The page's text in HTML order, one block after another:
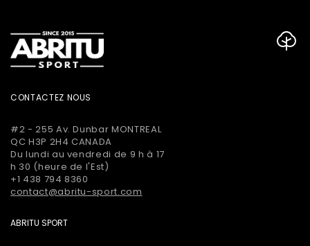
CONTACTEZ NOUS
#2 - 255 Av. Dunbar MONTREAL
QC H3P 2H4 CANADA
Du lundi au vendredi de 9 h à 17
h 30 (heure de l'Est)
+1 438 794 8360
contact@abritu-sport.com
ABRITU SPORT